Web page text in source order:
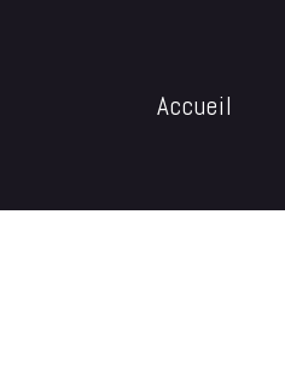
Accueil